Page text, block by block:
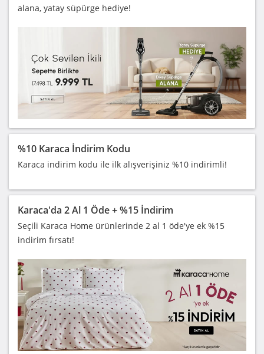
alana, yatay süpürge hediye!
%10 Karaca İndirim Kodu
Karaca indirim kodu ile ilk alışverişiniz %10 indirimli!
Karaca'da 2 Al 1 Öde + %15 İndirim
Seçili Karaca Home ürünlerinde 2 al 1 öde'ye ek %15
indirim fırsatı!